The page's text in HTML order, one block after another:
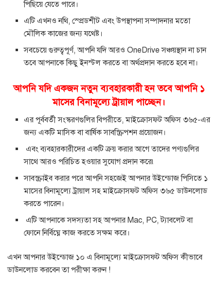
পিছিয়ে যেতে পারে।
এটি এখনও নথি, স্প্রেডশীট এবং উপস্থাপনা সম্পাদনার মতো
মৌলিক কাজের জন্য যথেষ্ট।
সবচেয়ে গুরুত্বপূর্ণ, আপনি যদি আরও OneDrive সঞ্চয়স্থান না চান
তবে আপনাকে কিছু ইনস্টল করতে বা অর্থপ্রদান করতে হবে না।
আপনি যদি একজন নতুন ব্যবহারকারী হন তবে আপনি ১
মাসের বিনামূল্যে ট্রায়াল পাচ্ছেন।
এর পূর্ববর্তী সংস্করণগুলির বিপরীতে, মাইক্রোসফট অফিস ৩৬৫-এর
জন্য একটি মাসিক বা বার্ষিক সাবস্ক্রিপশন প্রয়োজন।
এবং ব্যবহারকারীদের একটি ক্রয় করার আগে তাদের পণ্যগুলির
সাথে আরও পরিচিত হওয়ার সুযোগ প্রদান করে৷
সাবস্ক্রাইব করার পরে আপনি সহজেই আপনার উইন্ডোজ পিসিতে ১
মাসের বিনামূল্যে ট্রায়াল সহ মাইক্রোসফট অফিস ৩৬৫ ডাউনলোড
করতে পারেন।
এটি আপনাকে সদস্যতা সহ আপনার Mac, PC, ট্যাবলেট বা
ফোনে নির্বিঘ্নে কাজ করতে সক্ষম করে।
এখন আপনার উইন্ডোজ ১০ এ বিনামূল্যে মাইক্রোসফ্ট অফিস কীভাবে
ডাউনলোড করবেন তা পরীক্ষা করুন !